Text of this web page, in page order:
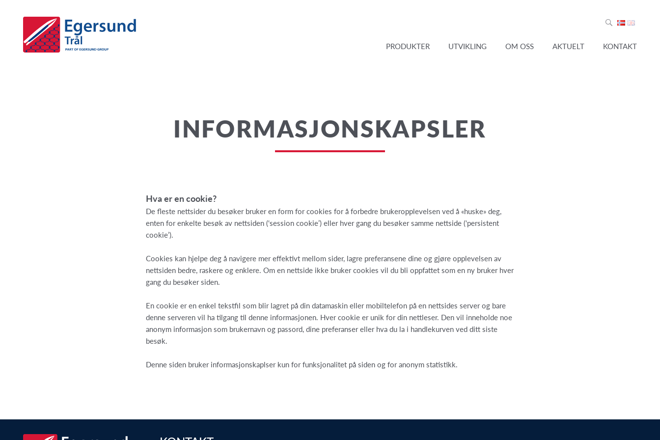
PRODUKTER UTVIKLING OM OSS AKTUELT KONTAKT
INFORMASJONSKAPSLER
Hva er en cookie?
De fleste nettsider du besøker bruker en form for cookies for å forbedre brukeropplevelsen ved å «huske» deg,
enten for enkelte besøk av nettsiden (‘session cookie’) eller hver gang du besøker samme nettside (‘persistent
cookie’).
Cookies kan hjelpe deg å navigere mer effektivt mellom sider, lagre preferansene dine og gjøre opplevelsen av
nettsiden bedre, raskere og enklere. Om en nettside ikke bruker cookies vil du bli oppfattet som en ny bruker hver
gang du besøker siden.
En cookie er en enkel tekstfil som blir lagret på din datamaskin eller mobiltelefon på en nettsides server og bare
denne serveren vil ha tilgang til denne informasjonen. Hver cookie er unik for din nettleser. Den vil inneholde noe
anonym informasjon som brukernavn og passord, dine preferanser eller hva du la i handlekurven ved ditt siste
besøk.
Denne siden bruker informasjonskaplser kun for funksjonalitet på siden og for anonym statistikk.